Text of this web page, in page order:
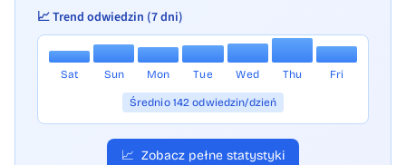
📈 Trend odwiedzin (7 dni)
Sat Sun Mon Tue Wed Thu Fri
Średnio 142 odwiedzin/dzień
📈 Zobacz pełne statystyki